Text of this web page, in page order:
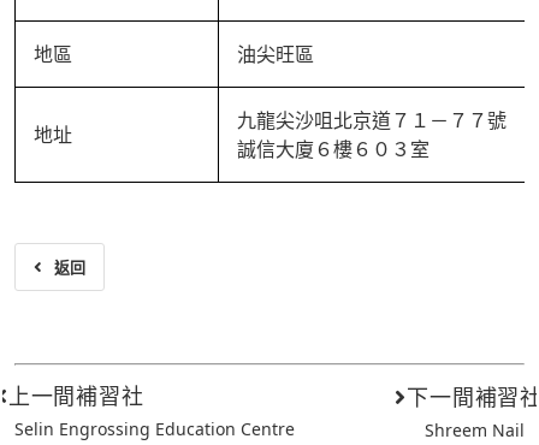
地區 油尖旺區
地址
九龍尖沙咀北京道７１－７７號
誠信大廈６樓６０３室
返回
上一間補習社
Selin Engrossing Education Centre
下一間補習
Shreem Nail